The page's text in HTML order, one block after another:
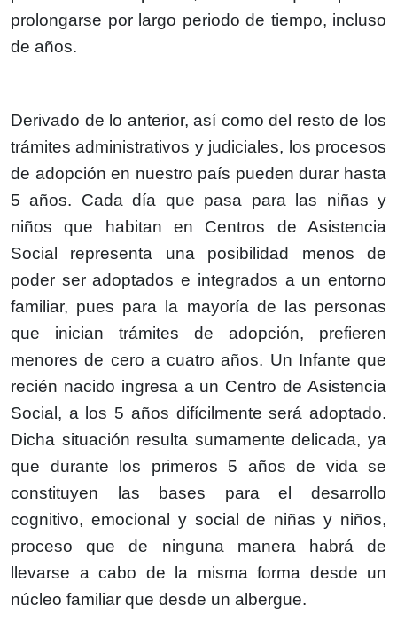
prolongarse por largo periodo de tiempo, incluso
de años.
Derivado de lo anterior, así como del resto de los
trámites administrativos y judiciales, los procesos
de adopción en nuestro país pueden durar hasta
5 años. Cada día que pasa para las niñas y
niños que habitan en Centros de Asistencia
Social representa una posibilidad menos de
poder ser adoptados e integrados a un entorno
familiar, pues para la mayoría de las personas
que inician trámites de adopción, prefieren
menores de cero a cuatro años. Un Infante que
recién nacido ingresa a un Centro de Asistencia
Social, a los 5 años difícilmente será adoptado.
Dicha situación resulta sumamente delicada, ya
que durante los primeros 5 años de vida se
constituyen las bases para el desarrollo
cognitivo, emocional y social de niñas y niños,
proceso que de ninguna manera habrá de
llevarse a cabo de la misma forma desde un
núcleo familiar que desde un albergue.